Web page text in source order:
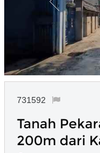
731592
Tanah
200m dari